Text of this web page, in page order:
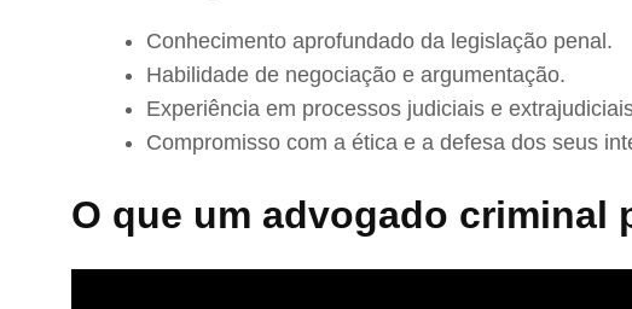
Conhecimento aprofundado da legislação penal.
Habilidade de negociação e argumentação.
Experiência em processos judiciais e
Compromisso com a ética e a defesa dos seus
O que um advogado criminal